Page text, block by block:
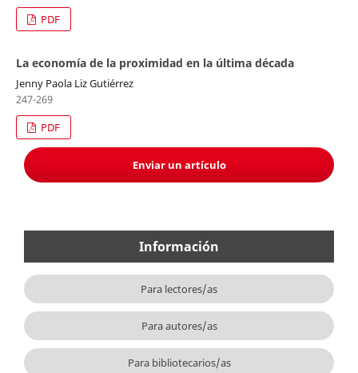
PDF
La economía de la proximidad en la última década
Jenny Paola Liz Gutiérrez
247-269
PDF
Enviar un artículo
Información
Para lectores/as
Para autores/as
Para bibliotecarios/as